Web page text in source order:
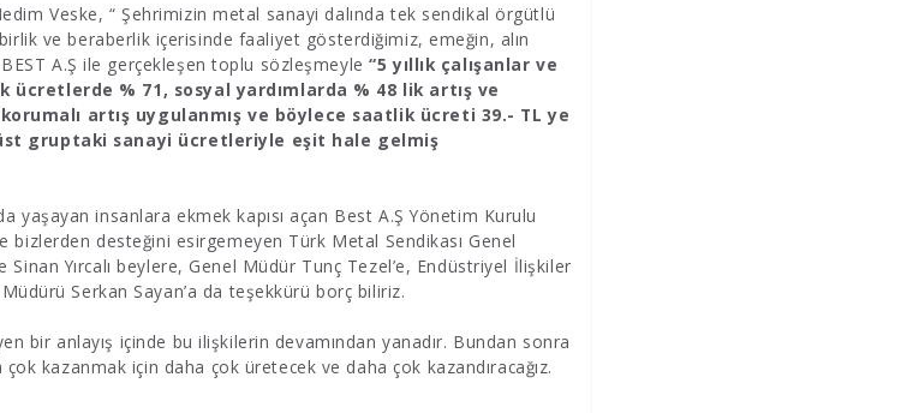
Veske, “ Şehrimizin metal sanayi dalında tek sendikal örgütlü
ve beraberlik içerisinde faaliyet gösterdiğimiz, emeğin, alın
A.Ş ile gerçekleşen toplu sözleşmeyle “5 yıllık çalışanlar ve
% 71, sosyal yardımlarda % 48 lik artış ve
artış uygulanmış ve böylece saatlik ücreti 39.- TL ye
gruptaki sanayi ücretleriyle eşit hale gelmiş
yaşayan insanlara ekmek kapısı açan Best A.Ş Yönetim Kurulu
bizlerden desteğini esirgemeyen Türk Metal Sendikası Genel
Sinan Yırcalı beylere, Genel Müdür Tunç Tezel’e, Endüstriyel İlişkiler
Serkan Sayan’a da teşekkürü borç biliriz.
bir anlayış içinde bu ilişkilerin devamından yanadır. Bundan sonra
kazanmak için daha çok üretecek ve daha çok kazandıracağız.